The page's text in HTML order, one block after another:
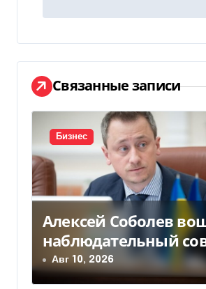
и
г
а
ц
и
я
п
о
з
а
Связанные записи
Бизнес
Алексей Соболев
наблюдательный
«Нафтогаза» —
Авг 10, 2026